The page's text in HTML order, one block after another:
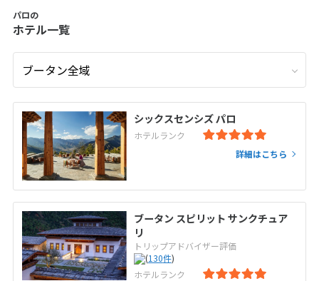
パロの
ホテル一覧
シックスセンシズ パロ
ホテルランク
詳細はこちら
ブータン スピリット サンクチュア
リ
トリップアドバイザー評価
(130件)
ホテルランク